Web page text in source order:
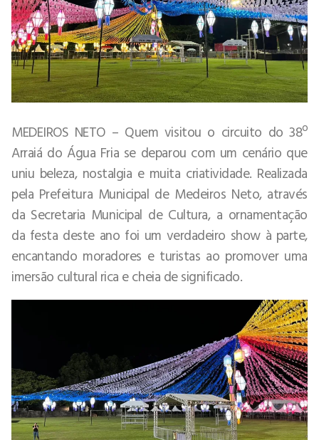
MEDEIROS NETO – Quem visitou o circuito do 38º
Arraiá do Água Fria se deparou com um cenário que
uniu beleza, nostalgia e muita criatividade. Realizada
pela Prefeitura Municipal de Medeiros Neto, através
da Secretaria Municipal de Cultura, a ornamentação
da festa deste ano foi um verdadeiro show à parte,
encantando moradores e turistas ao promover uma
imersão cultural rica e cheia de significado.